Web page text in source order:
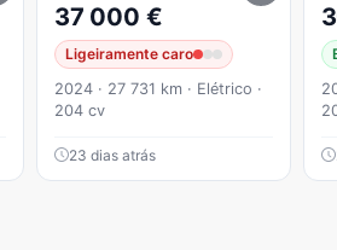
37 000 €
Ligeiramente caro
2024 · 27 731 km · Elétrico ·
204 cv
23 dias atrás